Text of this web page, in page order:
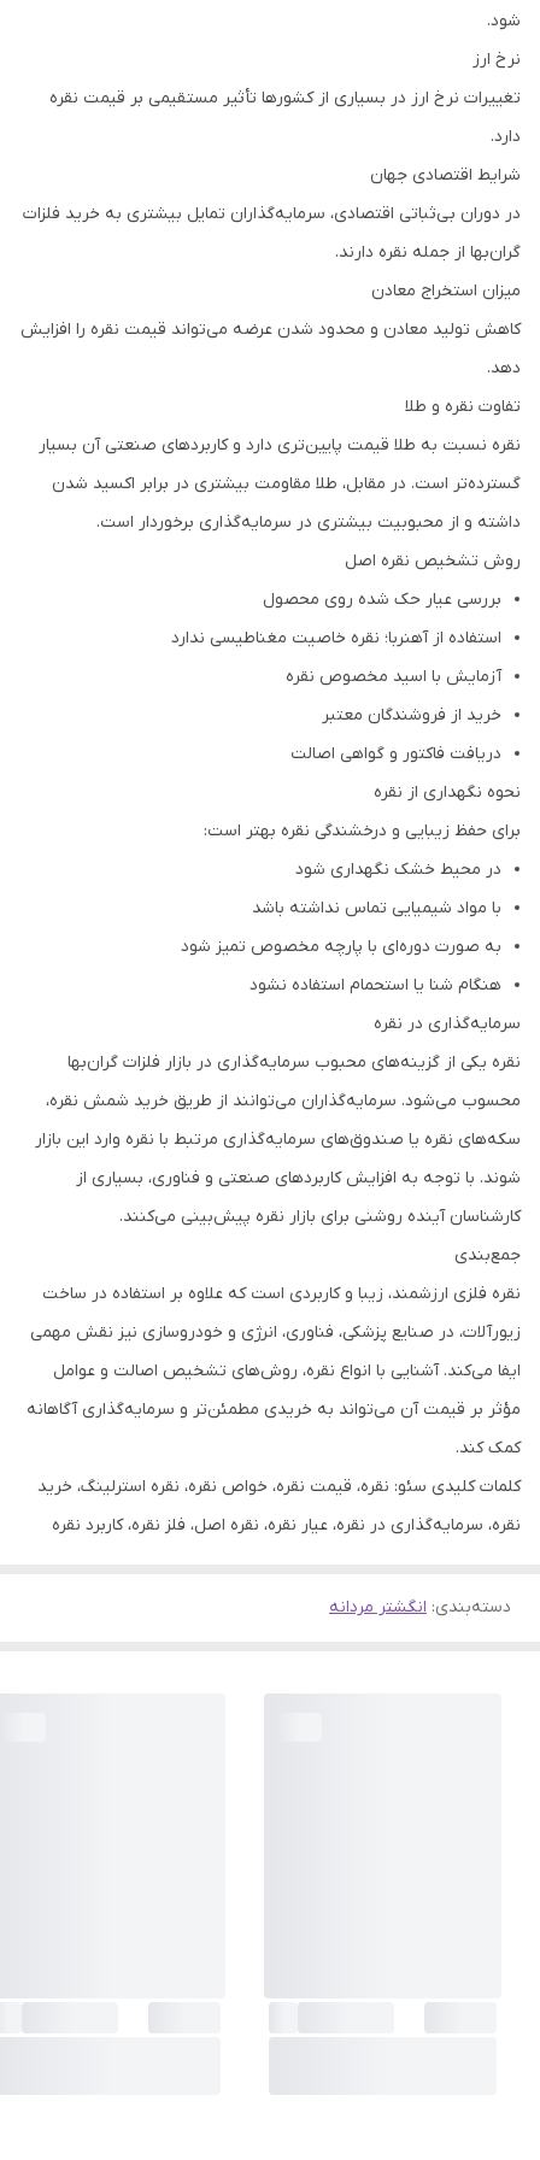
شود.
نرخ ارز
تغییرات نرخ ارز در بسیاری از کشورها تأثیر مستقیمی بر قیمت نقره
دارد.
شرایط اقتصادی جهان
در دوران بی‌ثباتی اقتصادی، سرمایه‌گذاران تمایل بیشتری به خرید فلزات
گران‌بها از جمله نقره دارند.
میزان استخراج معادن
کاهش تولید معادن و محدود شدن عرضه می‌تواند قیمت نقره را افزایش
دهد.
تفاوت نقره و طلا
نقره نسبت به طلا قیمت پایین‌تری دارد و کاربردهای صنعتی آن بسیار
گسترده‌تر است. در مقابل، طلا مقاومت بیشتری در برابر اکسید شدن
داشته و از محبوبیت بیشتری در سرمایه‌گذاری برخوردار است.
روش تشخیص نقره اصل
بررسی عیار حک شده روی محصول
استفاده از آهنربا؛ نقره خاصیت مغناطیسی ندارد
آزمایش با اسید مخصوص نقره
خرید از فروشندگان معتبر
دریافت فاکتور و گواهی اصالت
نحوه نگهداری از نقره
برای حفظ زیبایی و درخشندگی نقره بهتر است:
در محیط خشک نگهداری شود
با مواد شیمیایی تماس نداشته باشد
به صورت دوره‌ای با پارچه مخصوص تمیز شود
هنگام شنا یا استحمام استفاده نشود
سرمایه‌گذاری در نقره
نقره یکی از گزینه‌های محبوب سرمایه‌گذاری در بازار فلزات گران‌بها
محسوب می‌شود. سرمایه‌گذاران می‌توانند از طریق خرید شمش نقره،
سکه‌های نقره یا صندوق‌های سرمایه‌گذاری مرتبط با نقره وارد این بازار
شوند. با توجه به افزایش کاربردهای صنعتی و فناوری، بسیاری از
کارشناسان آینده روشنی برای بازار نقره پیش‌بینی می‌کنند.
جمع‌بندی
نقره فلزی ارزشمند، زیبا و کاربردی است که علاوه بر استفاده در ساخت
زیورآلات، در صنایع پزشکی، فناوری، انرژی و خودروسازی نیز نقش مهمی
ایفا می‌کند. آشنایی با انواع نقره، روش‌های تشخیص اصالت و عوامل
مؤثر بر قیمت آن می‌تواند به خریدی مطمئن‌تر و سرمایه‌گذاری آگاهانه
کمک کند.
کلمات کلیدی سئو: نقره، قیمت نقره، خواص نقره، نقره استرلینگ، خرید
نقره، سرمایه‌گذاری در نقره، عیار نقره، نقره اصل، فلز نقره، کاربرد نقره
دسته‌بندی: انگشتر مردانه